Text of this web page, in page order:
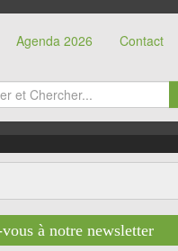
Agenda 2026 Contact
à notre newsletter